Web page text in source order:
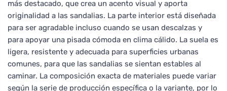
más destacado, que crea un acento visual y aporta
originalidad a las sandalias. La parte interior está diseñada
para ser agradable incluso cuando se usan descalzas y
para apoyar una pisada cómoda en clima cálido. La suela es
ligera, resistente y adecuada para superficies urbanas
comunes, para que las sandalias se sientan estables al
caminar. La composición exacta de materiales puede variar
según la serie de producción específica o la variante, por lo